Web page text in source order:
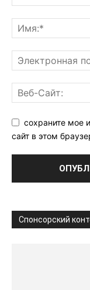
сохраните мое
сайт в этом
Спонсорский